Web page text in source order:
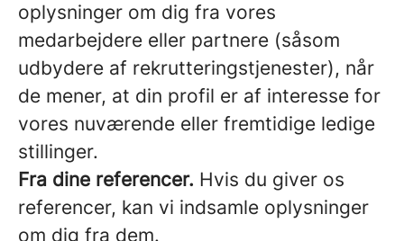
oplysninger om dig fra vores
medarbejdere eller partnere (såsom
udbydere af rekrutteringstjenester), når
de mener, at din profil er af interesse for
vores nuværende eller fremtidige ledige
stillinger.
Fra dine referencer. Hvis du giver os
referencer, kan vi indsamle oplysninger
om dig fra dem.